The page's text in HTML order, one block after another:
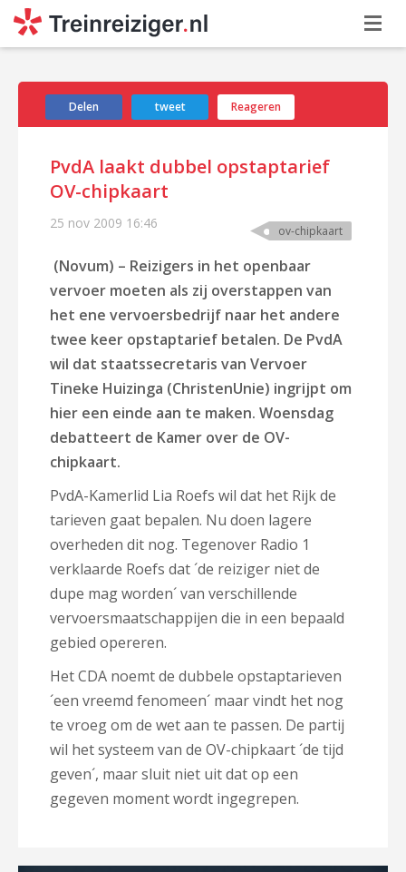
Delen tweet Reageren
PvdA laakt dubbel opstaptarief
OV-chipkaart
25 nov 2009 16:46 ov-chipkaart
(Novum) – Reizigers in het openbaar
vervoer moeten als zij overstappen van
het ene vervoersbedrijf naar het andere
twee keer opstaptarief betalen. De PvdA
wil dat staatssecretaris van Vervoer
Tineke Huizinga (ChristenUnie) ingrijpt om
hier een einde aan te maken. Woensdag
debatteert de Kamer over de OV-
chipkaart.
PvdA-Kamerlid Lia Roefs wil dat het Rijk de
tarieven gaat bepalen. Nu doen lagere
overheden dit nog. Tegenover Radio 1
verklaarde Roefs dat ´de reiziger niet de
dupe mag worden´ van verschillende
vervoersmaatschappijen die in een bepaald
gebied opereren.
Het CDA noemt de dubbele opstaptarieven
´een vreemd fenomeen´ maar vindt het nog
te vroeg om de wet aan te passen. De partij
wil het systeem van de OV-chipkaart ´de tijd
geven´, maar sluit niet uit dat op een
gegeven moment wordt ingegrepen.